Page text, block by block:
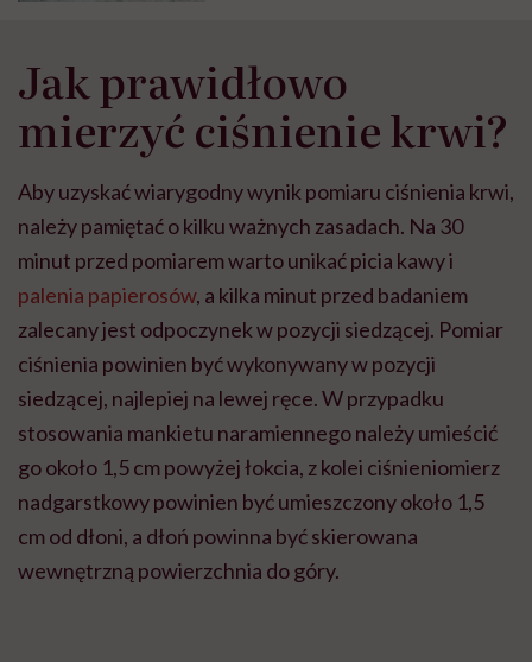
Jak prawidłowo
mierzyć ciśnienie krwi?
Aby uzyskać wiarygodny wynik pomiaru ciśnienia krwi,
należy pamiętać o kilku ważnych zasadach. Na 30
minut przed pomiarem warto unikać picia kawy i
palenia papierosów, a kilka minut przed badaniem
zalecany jest odpoczynek w pozycji siedzącej. Pomiar
ciśnienia powinien być wykonywany w pozycji
siedzącej, najlepiej na lewej ręce. W przypadku
stosowania mankietu naramiennego należy umieścić
go około 1,5 cm powyżej łokcia, z kolei ciśnieniomierz
nadgarstkowy powinien być umieszczony około 1,5
cm od dłoni, a dłoń powinna być skierowana
wewnętrzną powierzchnia do góry.